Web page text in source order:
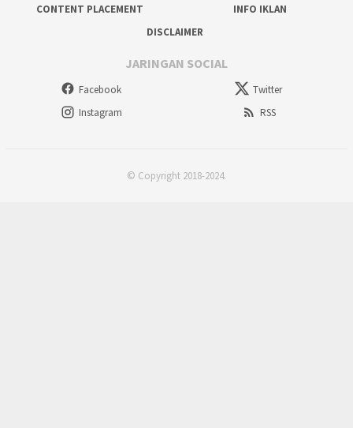
CONTENT PLACEMENT
INFO IKLAN
DISCLAIMER
JARINGAN SOCIAL
Facebook
Twitter
Instagram
RSS
© Copyright 2018-2024.